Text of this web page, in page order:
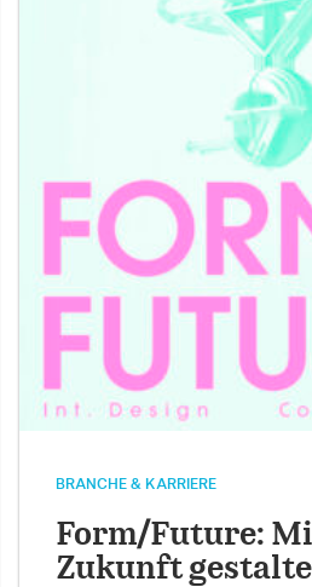
BRANCHE & KARRIERE
Form/Future:
Zukunft